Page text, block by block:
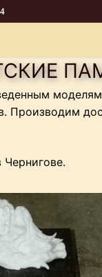
Производим
Чернигове.